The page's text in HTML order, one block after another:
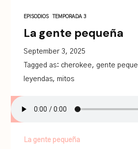
EPISODIOS TEMPORADA 3
La gente pequeña
September 3, 2025
Tagged as: cherokee, gente peque
leyendas,mitos
La gente pequeña